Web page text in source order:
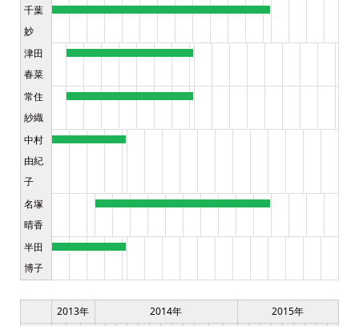
千葉
妙
津田
春菜
常住
紗織
中村
由紀
子
名塚
晴香
半田
博子
2013年 2014年
2015年